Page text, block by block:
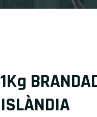
1Kg
ISLÀNDIA